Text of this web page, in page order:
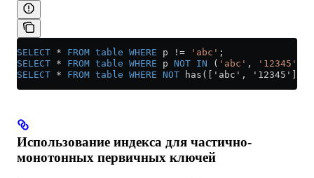
SELECT * FROM table WHERE p != 'abc' ;
SELECT * FROM table WHERE p NOT IN ( 'abc' , '12345'
SELECT * FROM table WHERE NOT has(['abc', '12345'],
Использование индекса для частично-
монотонных первичных ключей